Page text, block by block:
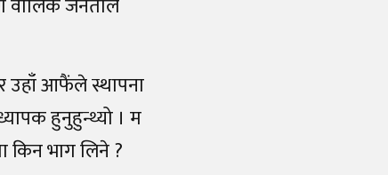
वालिक जनताले
उहाँ आफैंले स्थापना
हुनुहुन्थ्यो । म
किन भाग लिने ?